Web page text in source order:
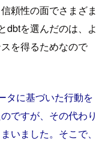
頼性の面でさまざま
dbtを選んだのは、よ
を得るためなので
タに基づいた行動を
ですが、その代わり
いました。そこで、